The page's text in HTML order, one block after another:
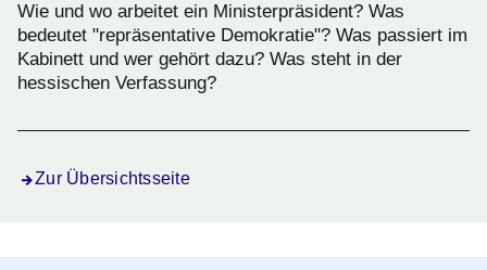
Wie und wo arbeitet ein Ministerpräsident? Was
bedeutet "repräsentative Demokratie"? Was passiert im
Kabinett und wer gehört dazu? Was steht in der
hessischen Verfassung?
Zur Übersichtsseite